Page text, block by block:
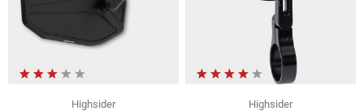
Highsider
Highsider